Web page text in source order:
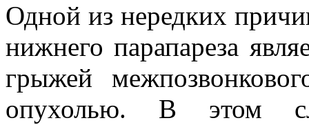
Одной из нередких
нижнего парапареза
грыжей
опухолью. В этом